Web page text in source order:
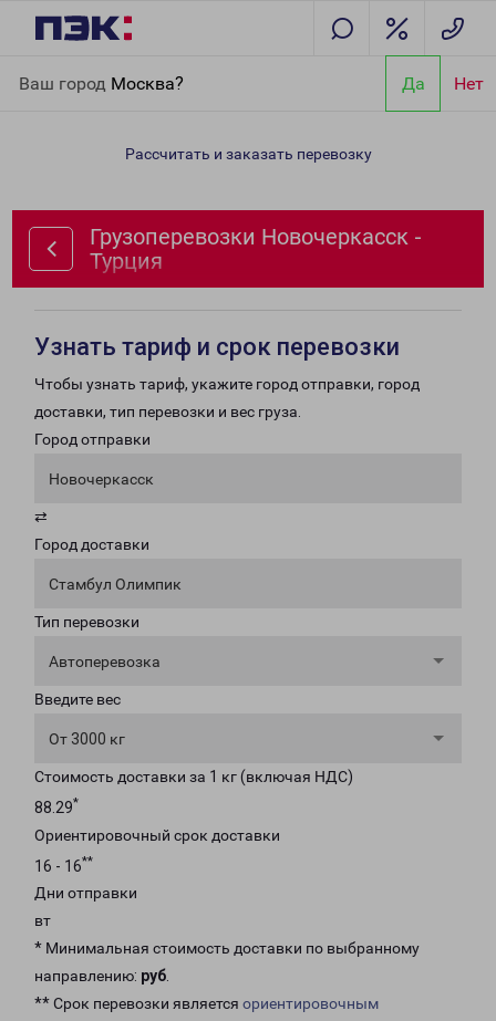
Ваш город Москва? Да Нет
Турция
Рассчитать и заказать перевозку
Грузоперевозки Новочеркасск -
Турция
Узнать тариф и срок перевозки
Чтобы узнать тариф, укажите город отправки, город
доставки, тип перевозки и вес груза.
Город отправки
Новочеркасск
⇄
Город доставки
Стамбул Олимпик
Тип перевозки
Автоперевозка
Введите вес
От 3000 кг
Стоимость доставки за 1 кг (включая НДС)
88.29*
Ориентировочный срок доставки
16 - 16**
Дни отправки
вт
* Минимальная стоимость доставки по выбранному
направлению: руб.
** Срок перевозки является ориентировочным